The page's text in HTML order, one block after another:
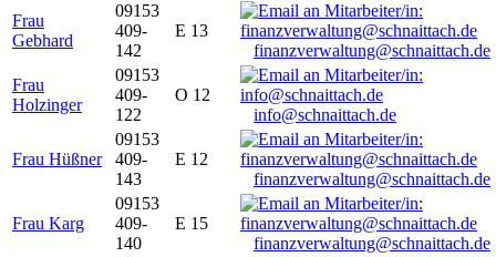
Frau
Gebhard
09153
409-
142
E 13
finanzverwaltung@schnaittach.de
Frau
Holzinger
09153
409-
122
O 12
info@schnaittach.de
Frau Hüßner
09153
409-
143
E 12
finanzverwaltung@schnaittach.de
Frau Karg
09153
409-
140
E 15
finanzverwaltung@schnaittach.de